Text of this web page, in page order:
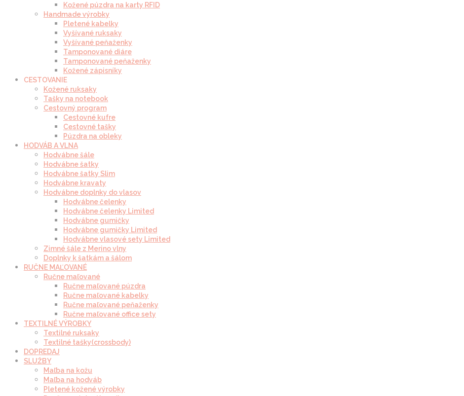
Kožené púzdra na karty RFID
Handmade výrobky
Pletené kabelky
Vyšívané ruksaky
Vyšívané peňaženky
Tamponované diáre
Tamponované peňaženky
Kožené zápisníky
CESTOVANIE
Kožené ruksaky
Tašky na notebook
Cestovný program
Cestovné kufre
Cestovné tašky
Púzdra na obleky
HODVÁB A VLNA
Hodvábne šále
Hodvábne šatky
Hodvábne šatky Slim
Hodvábne kravaty
Hodvábne doplnky do vlasov
Hodvábne čelenky
Hodvábne čelenky Limited
Hodvábne gumičky
Hodvábne gumičky Limited
Hodvábne vlasové sety Limited
Zimné šále z Merino vlny
Doplnky k šatkám a šálom
RUČNE MAĽOVANÉ
Ručne maľované
Ručne maľované púzdra
Ručne maľované kabelky
Ručne maľované peňaženky
Ručne maľované office sety
TEXTILNÉ VÝROBKY
Textilné ruksaky
Textilné tašky(crossbody)
DOPREDAJ
SLUŽBY
Maľba na kožu
Maľba na hodváb
Pletené kožené výrobky